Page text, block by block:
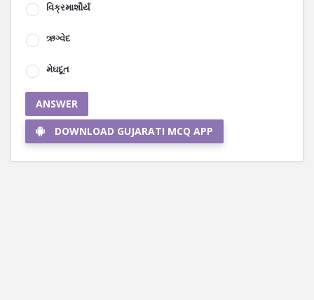
વિક્રમાશૌર્ય
ઋગ્વેદ
મેઘદૂત
ANSWER
DOWNLOAD GUJARATI MCQ APP